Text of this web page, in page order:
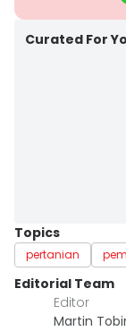
Curated For
Topics
pertanian
Editorial Team
Editor
Martin